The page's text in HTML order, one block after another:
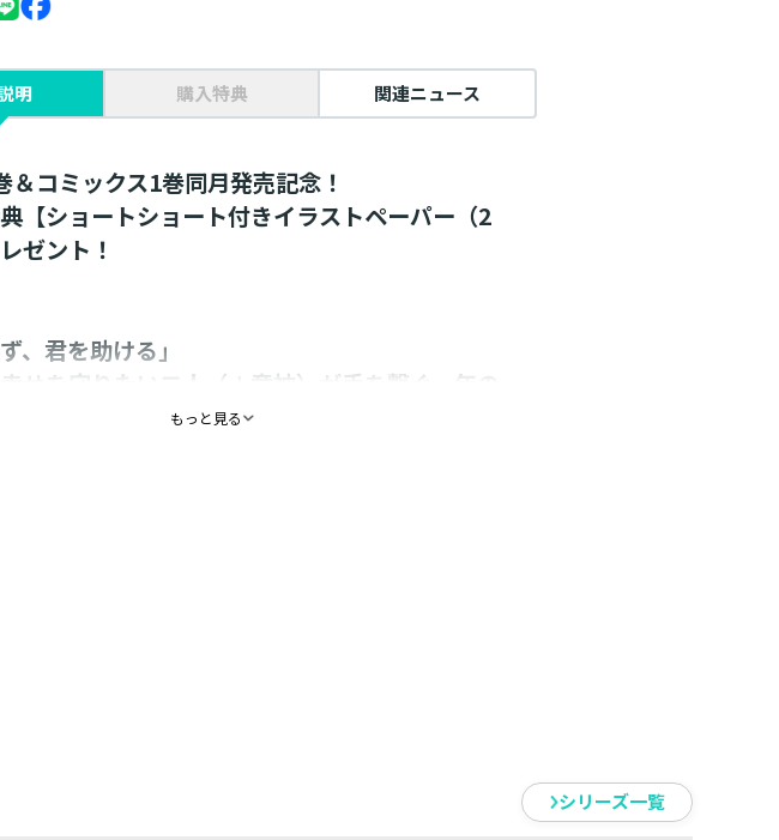
明 購入特典 関連ニュース
＆コミックス1巻同月発売記念！
【ショートショート付きイラストペーパー（2
ゼント！
、君を助ける」
せを守りたい二人（＋竜神）が手を繋ぐ、年の
ルファンタジー第四弾！
もっと見る
シリーズ一覧